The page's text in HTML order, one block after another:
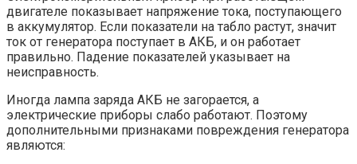
двигателе показывает напряжение тока, поступающего
в аккумулятор. Если показатели на табло растут, значит
ток от генератора поступает в АКБ, и он работает
правильно. Падение показателей указывает на
неисправность.
Иногда лампа заряда АКБ не загорается, а
электрические приборы слабо работают. Поэтому
дополнительными признаками повреждения генератора
являются: